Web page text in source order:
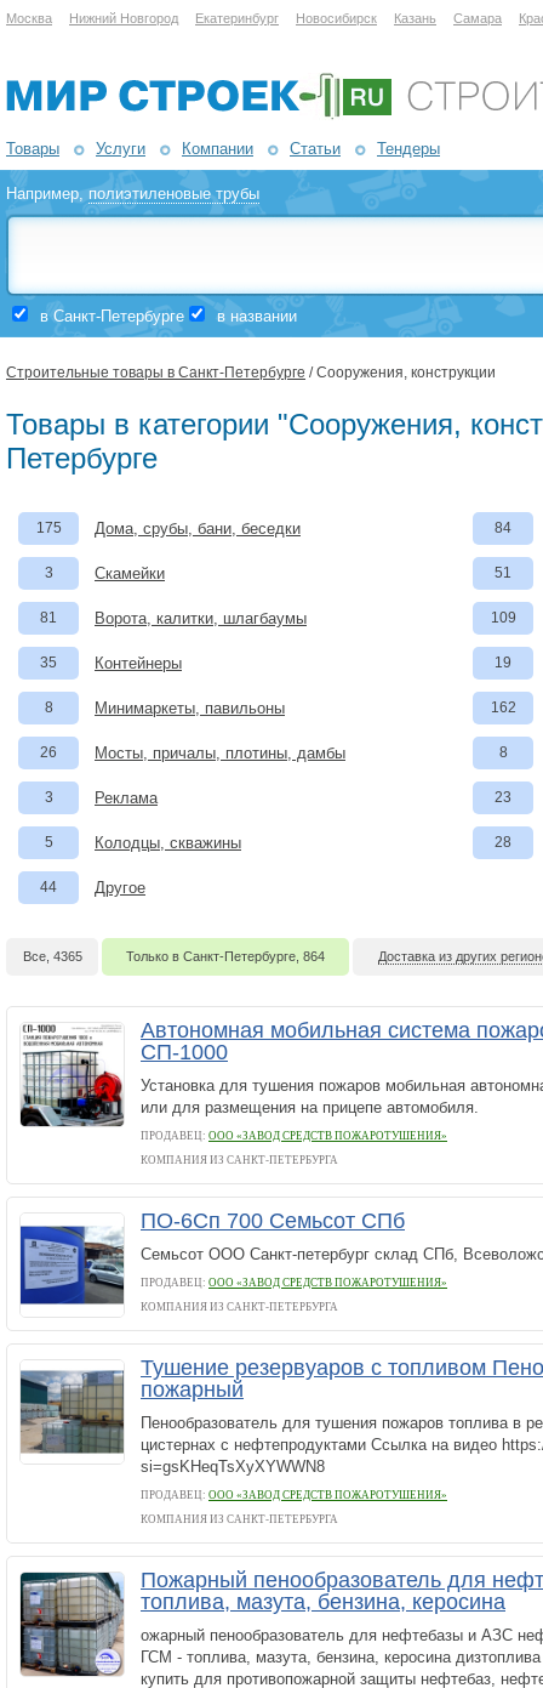
Москва Нижний Новгород Екатеринбург Новосибирск Казань Самара
Товары Услуги Компании Статьи Тендеры
Например,полиэтиленовые трубы
в Санкт-Петербурге в названии
Строительные товары в Санкт-Петербурге / Сооружения, конструкции
Товары в категории "Сооружения,
Петербурге
175 Дома, срубы, бани, беседки 84
3 Скамейки 51
81 Ворота, калитки, шлагбаумы 109
35 Контейнеры 19
8 Минимаркеты, павильоны 162
26 Мосты, причалы, плотины, дамбы 8
3 Реклама 23
5 Колодцы, скважины 28
44 Другое
Все, 4365 Только в Санкт-Петербурге, 864 Доставка из других
Автономная мобильная система
СП-1000
Установка для тушения пожаров мобильная
или для размещения на прицепе автомобиля.
ПРОДАВЕЦ: ООО «ЗАВОД СРЕДСТВ ПОЖАРОТУШЕНИЯ»
КОМПАНИЯ ИЗ САНКТ-ПЕТЕРБУРГА
ПО-6Сп 700 Семьсот СПб
Семьсот ООО Санкт-петербург склад СПб,
ПРОДАВЕЦ: ООО «ЗАВОД СРЕДСТВ ПОЖАРОТУШЕНИЯ»
КОМПАНИЯ ИЗ САНКТ-ПЕТЕРБУРГА
Тушение резервуаров с топливом
пожарный
Пенообразователь для тушения пожаров топлива в
цистернах с нефтепродуктами Ссылка на видео
si=gsKHeqTsXyXYWWN8
ПРОДАВЕЦ: ООО «ЗАВОД СРЕДСТВ ПОЖАРОТУШЕНИЯ»
КОМПАНИЯ ИЗ САНКТ-ПЕТЕРБУРГА
Пожарный пенообразователь для
топлива, мазута, бензина, керосина
ожарный пенообразователь для нефтебазы и АЗС
ГСМ - топлива, мазута, бензина, керосина
купить для противопожарной защиты нефтебаз,